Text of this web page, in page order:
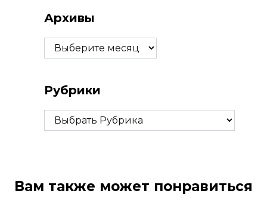
Архивы
Архивы
Рубрики
Рубрики
Вам также может понравиться